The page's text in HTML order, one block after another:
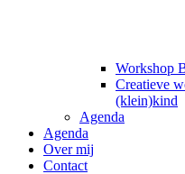
Workshop
Creatieve
(klein)kind
Agenda
Agenda
Over mij
Contact